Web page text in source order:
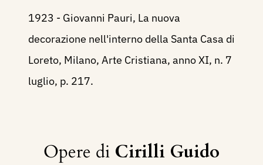
1923 - Giovanni Pauri, La nuova
decorazione nell'interno della Santa Casa di
Loreto, Milano, Arte Cristiana, anno XI, n. 7
luglio, p. 217.
Opere di Cirilli Guido